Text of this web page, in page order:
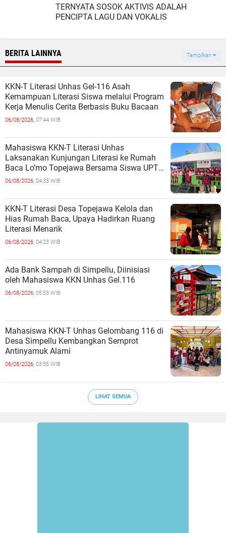
TERNYATA SOSOK AKTIVIS ADALAH
PENCIPTA LAGU DAN VOKALIS
BERITA LAINNYA Tampilkan
KKN-T Literasi Unhas Gel-116 Asah
Kemampuan Literasi Siswa melalui Program
Kerja Menulis Cerita Berbasis Buku Bacaan
06/08/2026, 07:44 WIB
Mahasiswa KKN-T Literasi Unhas
Laksanakan Kunjungan Literasi ke Rumah
Baca Lo’mo Topejawa Bersama Siswa UPT
SDN 66 Kajang
06/08/2026, 04:35 WIB
KKN-T Literasi Desa Topejawa Kelola dan
Hias Rumah Baca, Upaya Hadirkan Ruang
Literasi Menarik
06/08/2026, 04:23 WIB
Ada Bank Sampah di Simpellu, Diinisiasi
oleh Mahasiswa KKN Unhas Gel.116
06/08/2026, 05:53 WIB
Mahasiswa KKN-T Unhas Gelombang 116 di
Desa Simpellu Kembangkan Semprot
Antinyamuk Alami
06/08/2026, 03:55 WIB
LIHAT SEMUA